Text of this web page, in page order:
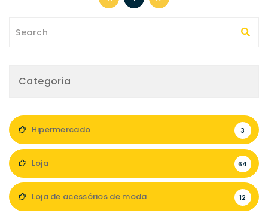
Categoria
Hipermercado 3
Loja 64
Loja de acessórios de moda 12